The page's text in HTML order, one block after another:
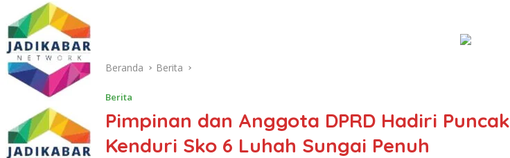
Beranda Berita
Berita
Pimpinan dan Anggota DPRD Hadiri Puncak
Kenduri Sko 6 Luhah Sungai Penuh